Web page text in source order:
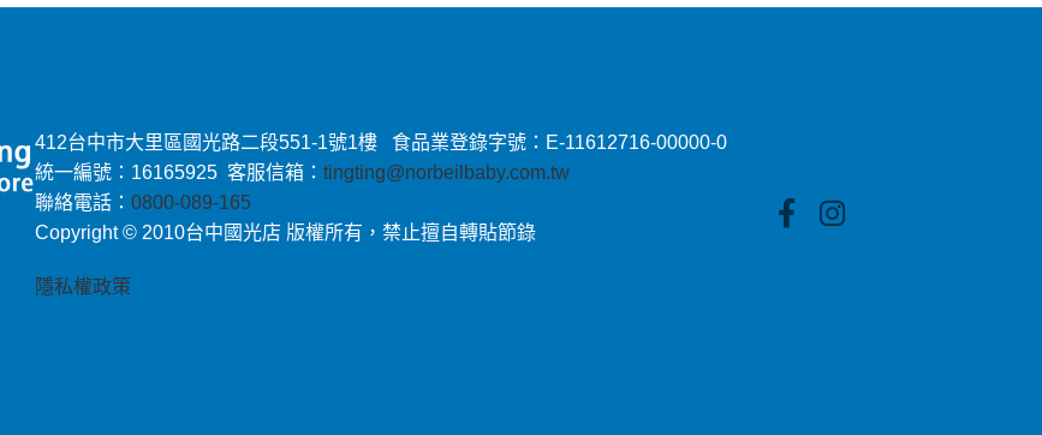
412台中市大里區國光路二段551-1號1樓 食品業登錄字號：E-11612716-00000-0
統一編號：16165925 客服信箱：tingting@norbeilbaby.com.tw
聯絡電話：0800-089-165
Copyright © 2010台中國光店 版權所有，禁止擅自轉貼節錄
隱私權政策